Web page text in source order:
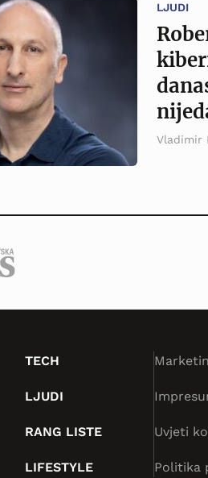
LJUDI
Vladimir
TECH
LJUDI
RANG LISTE
LIFESTYLE
Uvjeti
Politika